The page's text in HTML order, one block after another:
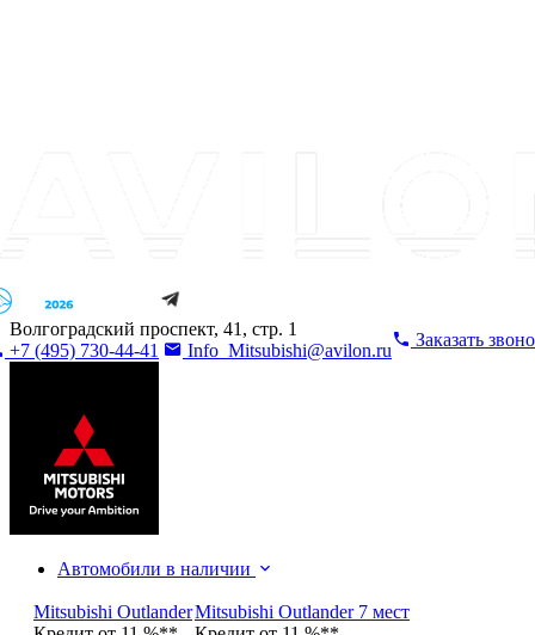
Волгоградский проспект, 41, стр. 1
+7 (495) 730-44-41
Info_Mitsubishi@avilon.ru
Заказать
Автомобили в наличии
Mitsubishi OutlanderMitsubishi Outlander 7 мест